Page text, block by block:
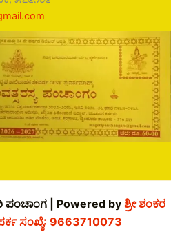
| Powered by ಶ್ರೀ ಶಂಕರ
ಸಂಖ್ಯೆ: 9663710073